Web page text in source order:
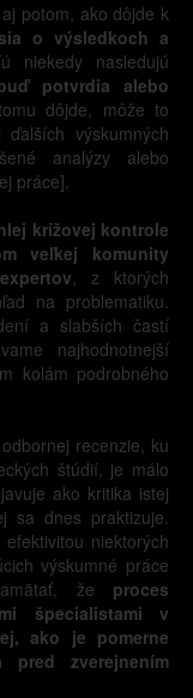
potom, ako dôjde k
o výsledkoch a
niekedy nasledujú
potvrdia alebo
dôjde, môže to
výskumných
analýzy alebo
práce].
krížovej kontrole
veľkej komunity
, z ktorých
na problematiku.
a slabších častí
najhodnotnejší
kolám podrobného
recenzie, ku
štúdií, je málo
ako kritika istej
sa dnes praktizuje.
niektorých
výskumné práce
že proces
špecialistami v
ako je pomerne
zverejnením